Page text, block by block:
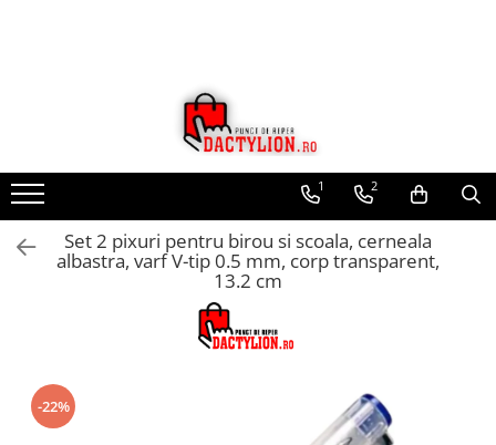
1 2
Set 2 pixuri pentru birou si scoala, cerneala
albastra, varf V-tip 0.5 mm, corp transparent,
13.2 cm
-22%